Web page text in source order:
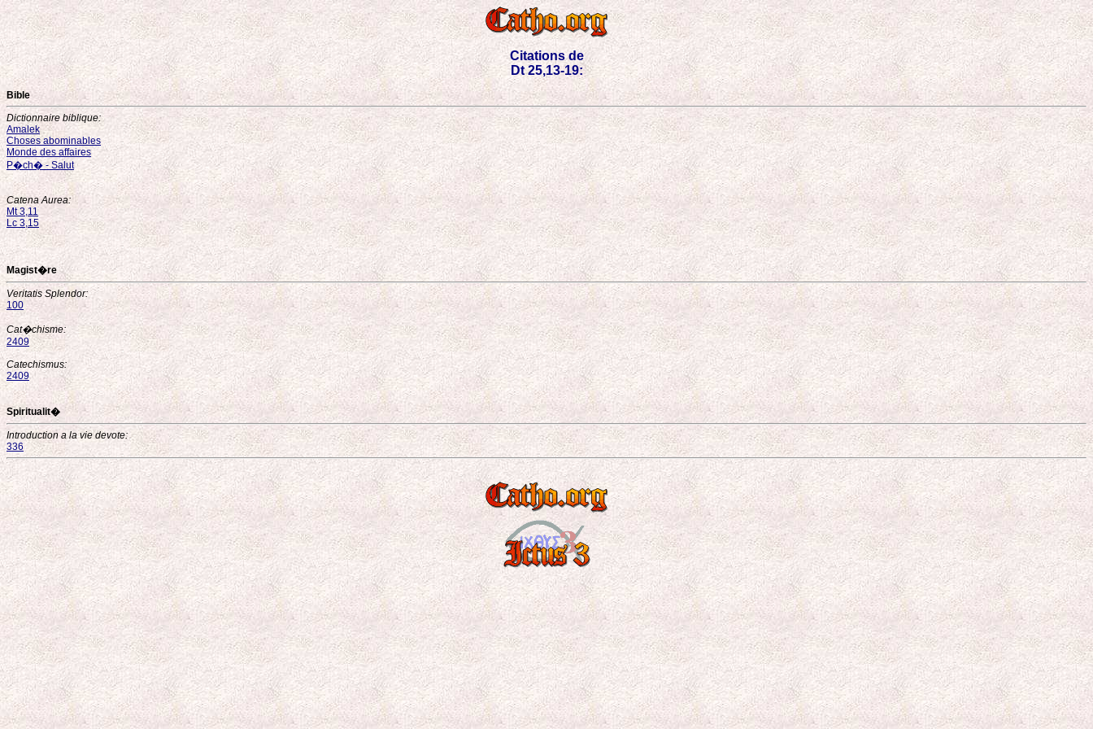
Citations de
Dt 25,13-19:
Bible
Dictionnaire biblique:
Amalek
Choses abominables
Monde des affaires
P�ch� - Salut
Catena Aurea:
Mt 3,11
Lc 3,15
Magist�re
Veritatis Splendor:
100
Cat�chisme:
2409
Catechismus:
2409
Spiritualit�
Introduction a la vie devote:
336